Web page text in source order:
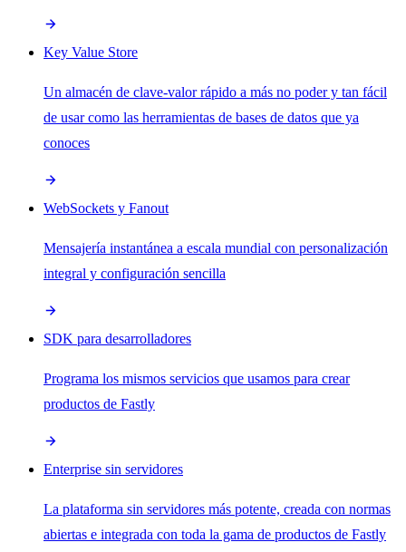
Key Value Store
Un almacén de clave-valor rápido a más no poder y tan fácil
de usar como las herramientas de bases de datos que ya
conoces
WebSockets y Fanout
Mensajería instantánea a escala mundial con personalización
integral y configuración sencilla
SDK para desarrolladores
Programa los mismos servicios que usamos para crear
productos de Fastly
Enterprise sin servidores
La plataforma sin servidores más potente, creada con normas
abiertas e integrada con toda la gama de productos de Fastly